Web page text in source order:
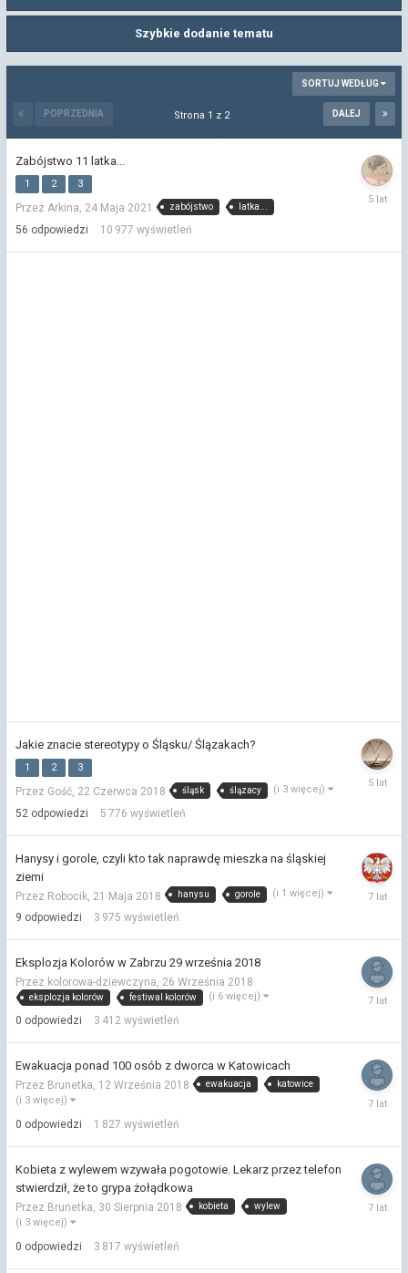
Szybkie dodanie tematu
SORTUJ WEDŁUG
POPRZEDNIA DALEJ
Strona 1 z 2
Zabójstwo 11 latka...
1 2 3
Przez Arkina, 24 Maja 2021 zabójstwo latka...
56 odpowiedzi 10 977 wyświetleń
31
Jakie znacie stereotypy o Śląsku/ Ślązakach?
1 2 3
Przez Gość, 22 Czerwca 2018 śląsk ślązacy (i 3 więcej)
52 odpowiedzi 5 776 wyświetleń
17
Hanysy i gorole, czyli kto tak naprawdę mieszka na śląskiej
ziemi
Przez Robocik, 21 Maja 2018 hanysu gorole (i 1 więcej)
9 odpowiedzi 3 975 wyświetleń
Eksplozja Kolorów w Zabrzu 29 września 2018
Przez kolorowa-dziewczyna, 26 Września 2018
eksplozja kolorów festiwal kolorów (i 6 więcej)
0 odpowiedzi 3 412 wyświetleń
26
Ewakuacja ponad 100 osób z dworca w Katowicach
Przez Brunetka, 12 Września 2018 ewakuacja katowice
(i 3 więcej)
0 odpowiedzi 1 827 wyświetleń
12
Kobieta z wylewem wzywała pogotowie. Lekarz przez telefon
stwierdził, że to grypa żołądkowa
Przez Brunetka, 30 Sierpnia 2018 kobieta wylew
(i 3 więcej)
0 odpowiedzi 3 817 wyświetleń
30